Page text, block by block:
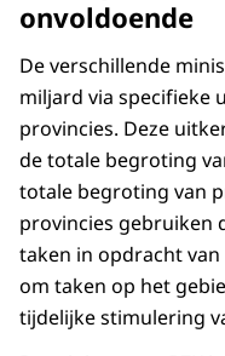
onvoldoende
De verschillende
miljard via specifieke
provincies. Deze
de totale begroting
totale begroting van
provincies gebruiken
taken in opdracht
om taken op het
tijdelijke stimulering